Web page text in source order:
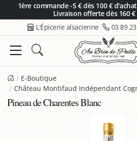
1ère commande -5 € dès 100 € d'achat
Livraison offerte dès 160
L'Épicerie alsacienne 03 89
E-Boutique
Château Montifaud Indépendant
Pineau de Charentes Blanc
Panneau de gestion des cookies